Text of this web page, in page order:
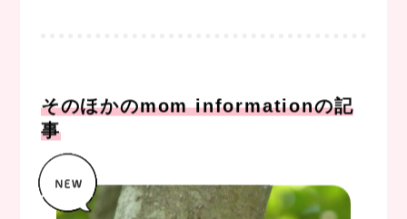
そのほかのmom informationの記
事